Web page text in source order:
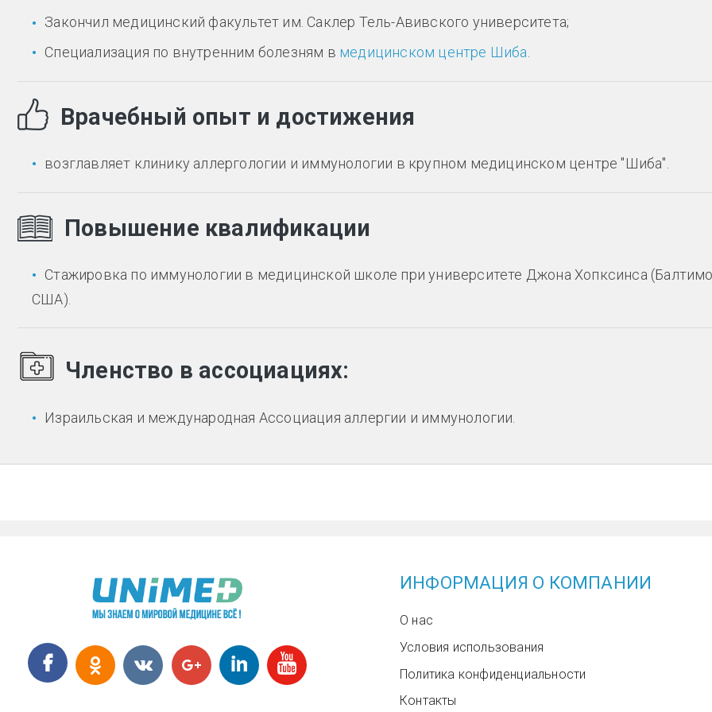
Закончил медицинский факультет им. Саклер Тель-Авивского университета;
Специализация по внутренним болезням в медицинском центре Шиба
Врачебный опыт и достижения
возглавляет клинику аллергологии и иммунологии в крупном медицинском центре "Шиба".
Повышение квалификации
Стажировка по иммунологии в медицинской школе при университете Джона Хопксинса
США).
Членство в ассоциациях:
Израильская и международная Ассоциация аллергии и иммунологии.
ИНФОРМАЦИЯ О КОМПАНИИ
О нас
Условия использования
Политика конфиденциальности
Контакты